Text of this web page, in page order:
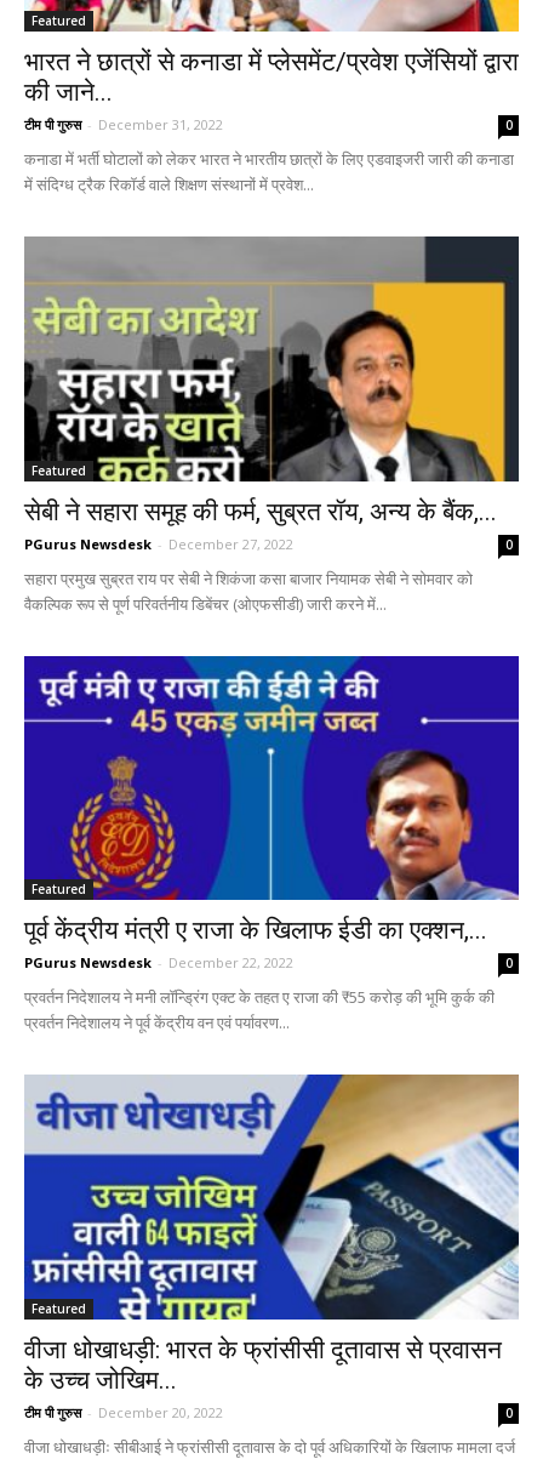
Featured
भारत ने छात्रों से कनाडा में प्लेसमेंट/प्रवेश एजेंसियों द्वारा
की जाने...
टीम पी गुरुस - December 31, 2022 0
कनाडा में भर्ती घोटालों को लेकर भारत ने भारतीय छात्रों के लिए एडवाइजरी जारी की कनाडा
में संदिग्ध ट्रैक रिकॉर्ड वाले शिक्षण संस्थानों में प्रवेश...
Featured
सेबी ने सहारा समूह की फर्म, सुब्रत रॉय, अन्य के बैंक,...
PGurus Newsdesk - December 27, 2022 0
सहारा प्रमुख सुब्रत राय पर सेबी ने शिकंजा कसा बाजार नियामक सेबी ने सोमवार को
वैकल्पिक रूप से पूर्ण परिवर्तनीय डिबेंचर (ओएफसीडी) जारी करने में...
Featured
पूर्व केंद्रीय मंत्री ए राजा के खिलाफ ईडी का एक्शन,...
PGurus Newsdesk - December 22, 2022 0
प्रवर्तन निदेशालय ने मनी लॉन्ड्रिंग एक्ट के तहत ए राजा की ₹55 करोड़ की भूमि कुर्क की
प्रवर्तन निदेशालय ने पूर्व केंद्रीय वन एवं पर्यावरण...
Featured
वीजा धोखाधड़ी: भारत के फ्रांसीसी दूतावास से प्रवासन
के उच्च जोखिम...
टीम पी गुरुस - December 20, 2022 0
वीजा धोखाधड़ीः सीबीआई ने फ्रांसीसी दूतावास के दो पूर्व अधिकारियों के खिलाफ मामला दर्ज